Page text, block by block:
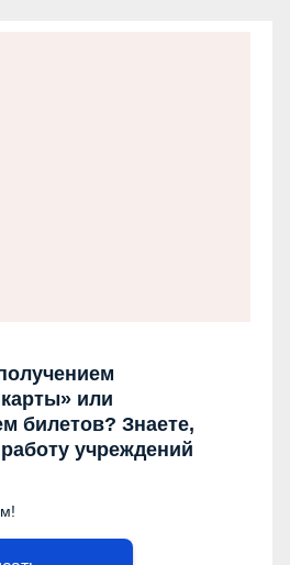
или
билетов? Знаете,
учреждений